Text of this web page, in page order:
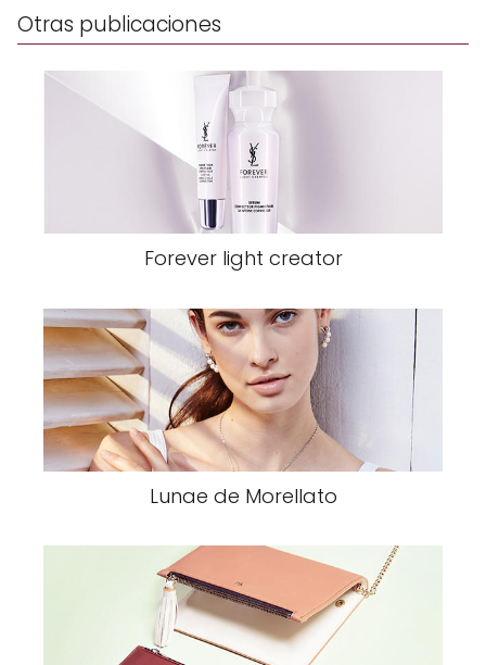
Otras publicaciones
Forever light creator
Lunae de Morellato